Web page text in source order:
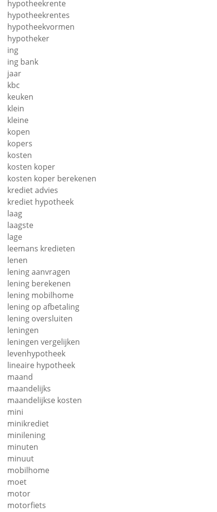
hypotheekrente
hypotheekrentes
hypotheekvormen
hypotheker
ing
ing bank
jaar
kbc
keuken
klein
kleine
kopen
kopers
kosten
kosten koper
kosten koper berekenen
krediet advies
krediet hypotheek
laag
laagste
lage
leemans kredieten
lenen
lening aanvragen
lening berekenen
lening mobilhome
lening op afbetaling
lening oversluiten
leningen
leningen vergelijken
levenhypotheek
lineaire hypotheek
maand
maandelijks
maandelijkse kosten
mini
minikrediet
minilening
minuten
minuut
mobilhome
moet
motor
motorfiets